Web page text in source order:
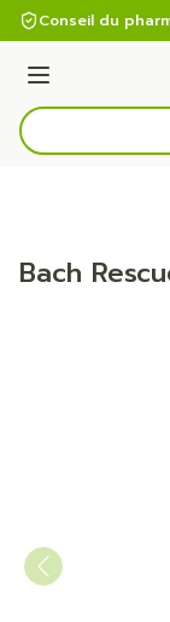
Aller au contenu
Conseil du
Menu
Rechercher
Bach